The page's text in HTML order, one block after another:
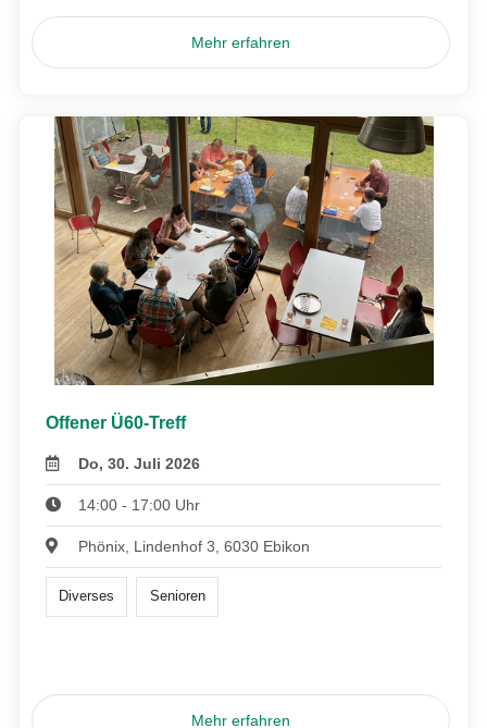
Mehr erfahren
Offener Ü60-Treff
Do, 30. Juli 2026
14:00 - 17:00 Uhr
Phönix, Lindenhof 3, 6030 Ebikon
Diverses Senioren
Mehr erfahren